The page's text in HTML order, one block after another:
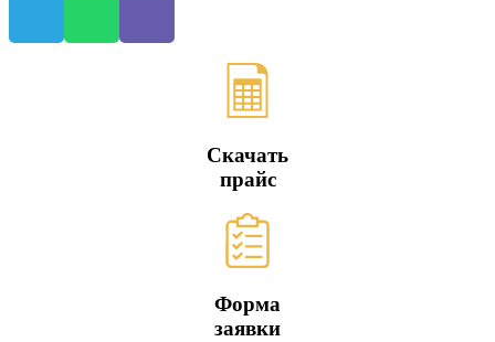
Скачать
прайс
Форма
заявки